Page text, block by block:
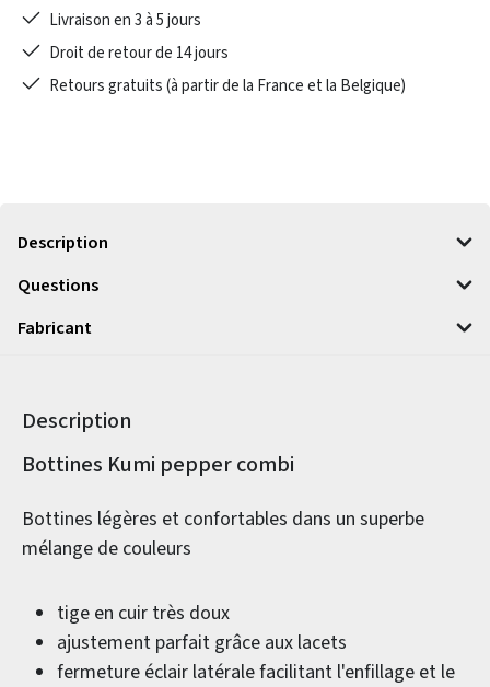
Livraison en 3 à 5 jours
Droit de retour de 14 jours
Retours gratuits (à partir de la France et la Belgique)
Description
Questions
Fabricant
Description
Informations sur le produit
Bottines Kumi pepper combi
Bottines légères et confortables dans un superbe
mélange de couleurs
tige en cuir très doux
ajustement parfait grâce aux lacets
fermeture éclair latérale facilitant l'enfillage et le